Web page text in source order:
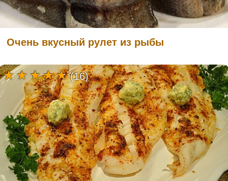
Очень вкусный рулет из рыбы
(16)